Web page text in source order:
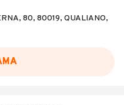
80, 80019, QUALIANO,